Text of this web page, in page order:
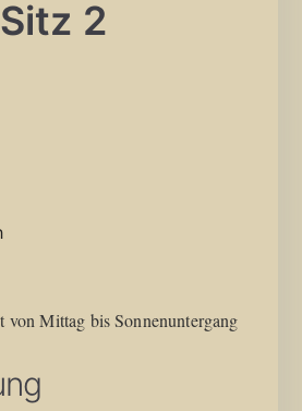
2
von Mittag bis Sonnenuntergang